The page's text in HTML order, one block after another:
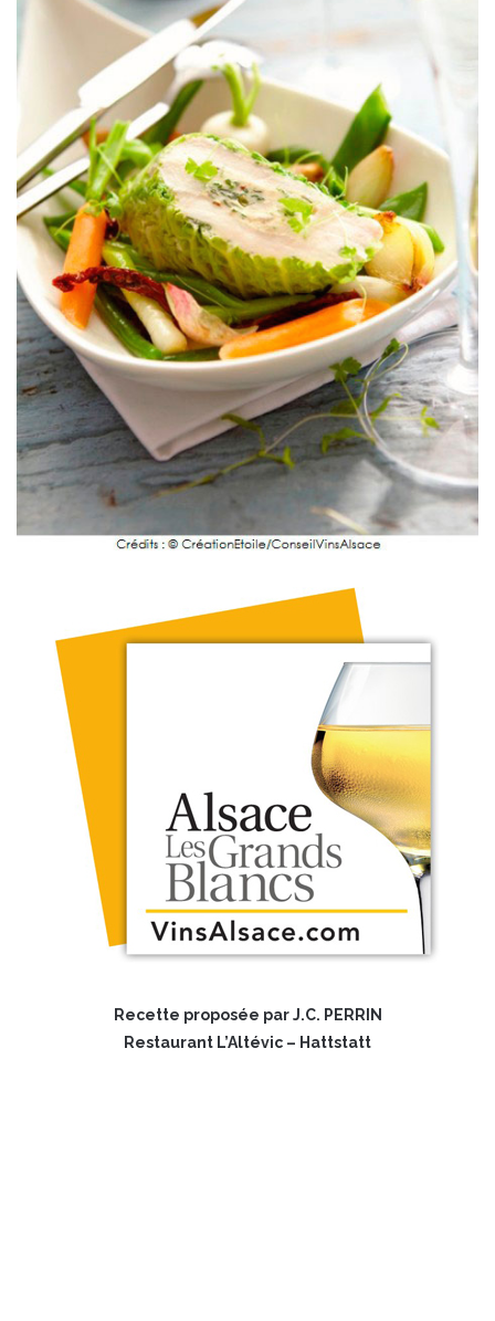
Recette proposée par J.C. PERRIN
Restaurant L’Altévic – Hattstatt